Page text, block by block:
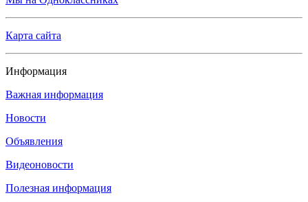
Карта сайта
Информация
Важная информация
Новости
Объявления
Видеоновости
Полезная информация